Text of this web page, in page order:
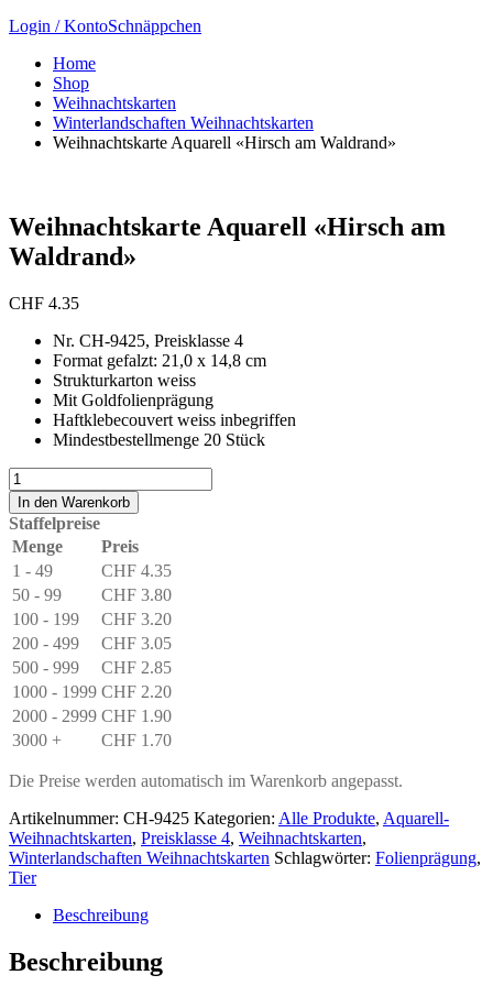
Login / KontoSchnäppchen
Home
Shop
Weihnachtskarten
Winterlandschaften Weihnachtskarten
Weihnachtskarte Aquarell «Hirsch am Waldrand»
Weihnachtskarte Aquarell «Hirsch am
Waldrand»
CHF 4.35
Nr. CH-9425, Preisklasse 4
Format gefalzt: 21,0 x 14,8 cm
Strukturkarton weiss
Mit Goldfolienprägung
Haftklebecouvert weiss inbegriffen
Mindestbestellmenge 20 Stück
Weihnachtskarte
Aquarell
«Hirsch
am
Waldrand»
Menge
In den Warenkorb
Staffelpreise
Menge
Preis
1 - 49
CHF 4.35
50 - 99
CHF 3.80
100 - 199
CHF 3.20
200 - 499
CHF 3.05
500 - 999
CHF 2.85
1000 - 1999 CHF 2.20
2000 - 2999 CHF 1.90
3000 +
CHF 1.70
Die Preise werden automatisch im Warenkorb angepasst.
Artikelnummer: CH-9425 Kategorien: Alle Produkte, Aquarell-
Weihnachtskarten, Preisklasse 4, Weihnachtskarten,
Winterlandschaften Weihnachtskarten Schlagwörter: Folienprägung,
Tier
Beschreibung
Beschreibung